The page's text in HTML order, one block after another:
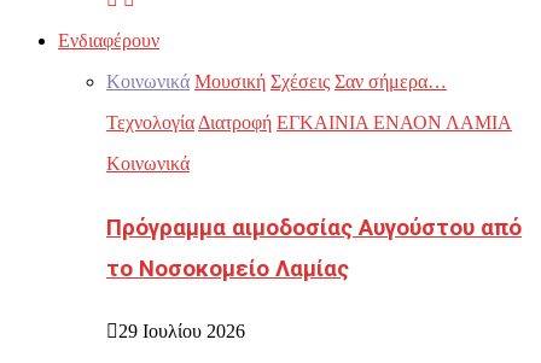
Ενδιαφέρουν
Κοινωνικά Μουσική Σχέσεις Σαν σήμερα…
Τεχνολογία Διατροφή ΕΓΚΑΙΝΙΑ ΕΝΑΟΝ ΛΑΜΙΑ
Κοινωνικά
Πρόγραμμα αιμοδοσίας Αυγούστου από
το Νοσοκομείο Λαμίας
29 Ιουλίου 2026